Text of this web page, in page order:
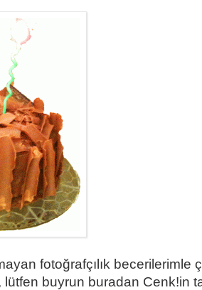
fotoğrafçılık becerilerimle
lütfen buyrun buradan Cenk!in